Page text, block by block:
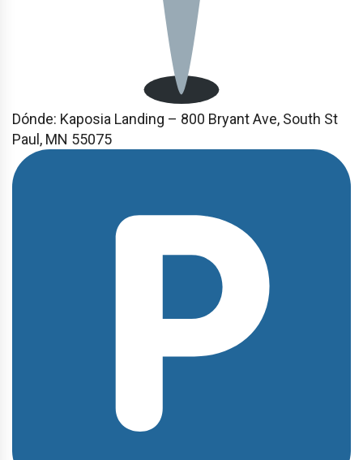
Dónde: Kaposia Landing – 800 Bryant Ave, South St
Paul, MN 55075